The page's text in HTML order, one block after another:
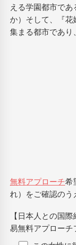
える学園都市で
か）そして、『花
集まる都市であり
無料アプローチ希
れ）をご確認のう
【日本人との国
易無料アプローチ